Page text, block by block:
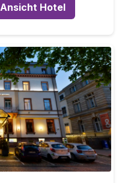
Ansicht Hotel